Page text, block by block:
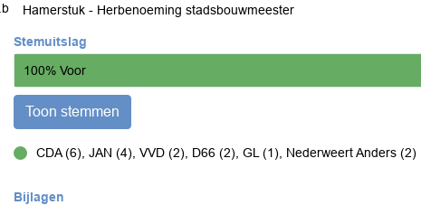
Hamerstuk - Herbenoeming stadsbouwmeester
Stemuitslag
100% Voor
Toon stemmen
CDA (6), JAN (4), VVD (2), D66 (2), GL (1), Nederweert Anders (2)
Bijlagen